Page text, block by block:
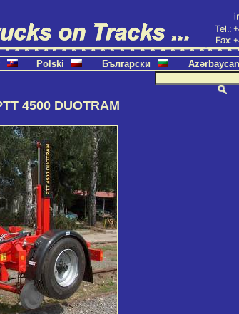
Polski Български
4500 DUOTRAM